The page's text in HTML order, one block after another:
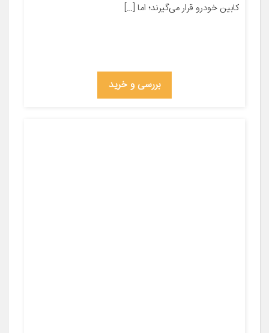
کابین خودرو قرار می‌گیرند؛ اما […]
بررسی و خرید